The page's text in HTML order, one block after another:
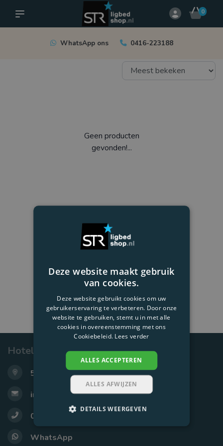
0
WhatsApp ons 0416-223188
Geen producten
gevonden!...
Open filters
Hotelkwaliteit ligbedden
5161PA Sprang-Capelle
info@ligbedshop.nl
0416-223188
WhatsApp
Deze website maakt gebruik
van cookies.
Deze website gebruikt cookies om uw
gebruikerservaring te verbeteren. Door onze
website te gebruiken, stemt u in met alle
cookies in overeenstemming met ons
Cookiebeleid. Lees verder
ALLES ACCEPTEREN
ALLES AFWIJZEN
DETAILS WEERGEVEN